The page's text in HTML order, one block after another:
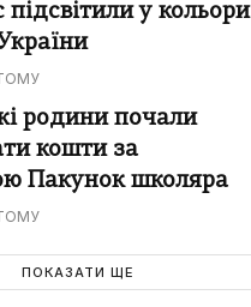
у кольори
родини почали
кошти за
Пакунок школяра
ПОКАЗАТИ ЩЕ